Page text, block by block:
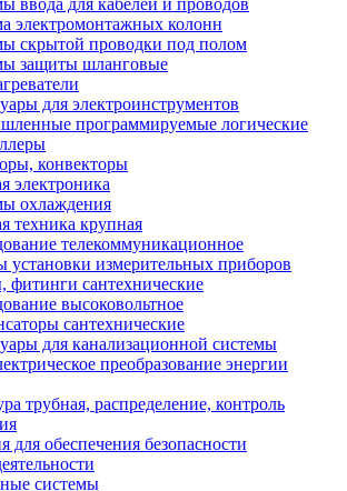
ввода для кабелей и проводов
электромонтажных колонн
скрытой проводки под полом
защиты шланговые
для электроинструментов
программируемые логические
конвекторы
электроника
охлаждения
техника крупная
телекоммуникационное
установки измерительных приборов
сантехнические
высоковольтное
сантехнические
для канализационной системы
преобразование энергии
трубная, распределение, контроль
для обеспечения безопасности
системы